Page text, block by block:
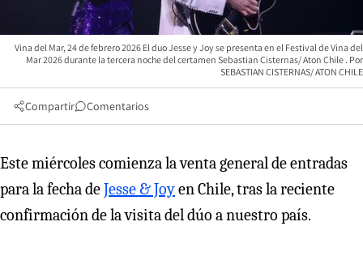
Vina del Mar, 24 de febrero 2026 El duo Jesse y Joy se presenta en el Festival de Vina del
Mar 2026 durante la tercera noche del certamen Sebastian Cisternas/ Aton Chile
SEBASTIAN CISTERNAS/ ATON CHILE
Compartir Comentarios
Este miércoles comienza la venta general de entradas
para la fecha deJesse & Joyen Chile, tras la reciente
confirmación de la visita del dúo a nuestro país.